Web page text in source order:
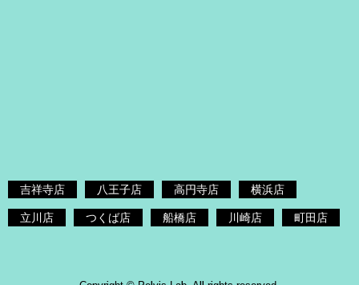
吉祥寺店 八王子店 高円寺店 横浜店
立川店 つくば店 船橋店 川崎店 町田店